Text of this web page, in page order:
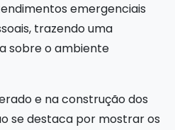
emergenciais
trazendo uma
sobre o ambiente
e na construção dos
se destaca por mostrar os